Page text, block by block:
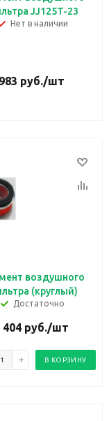
JJ125T-23
Нет в наличии
983 руб./шт
воздушного
(круглый)
Достаточно
404 руб./шт
В КОРЗИНУ